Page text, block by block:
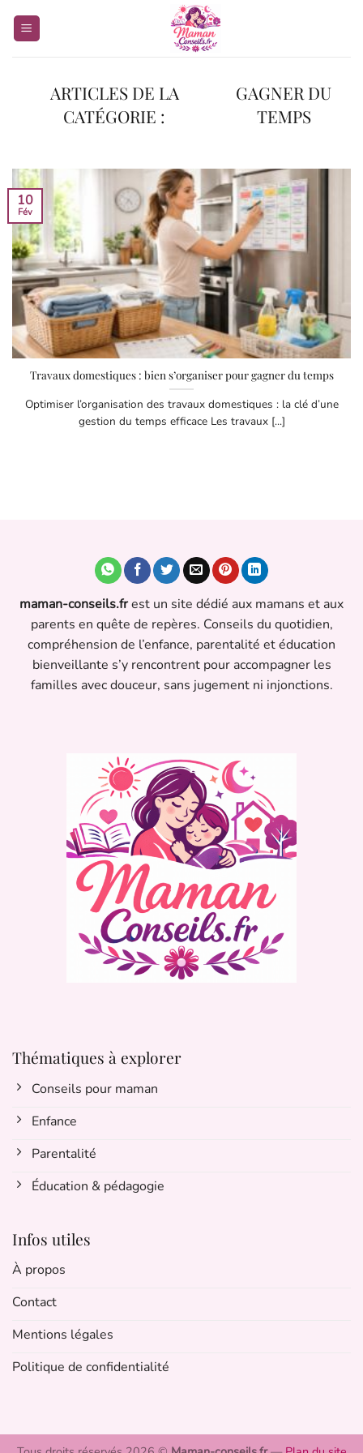
GAGNER DU
TEMPS
Travaux domestiques : bien s’organiser pour gagner du temps
Optimiser l’organisation des travaux domestiques : la clé d’une
gestion du temps efficace Les travaux [...]
10
Fév
maman-conseils.frest un site dédié aux mamans et aux
parents en quête de repères. Conseils du quotidien,
compréhension de l’enfance, parentalité et éducation
bienveillante s’y rencontrent pour accompagner les
familles avec douceur, sans jugement ni injonctions.
Thématiques à explorer
Conseils pour maman
Enfance
Parentalité
Éducation & pédagogie
Infos utiles
À propos
Contact
Mentions légales
Politique de confidentialité